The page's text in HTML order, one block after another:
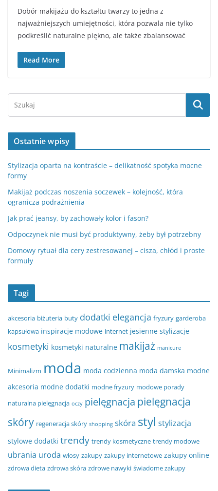
Dobór makijażu do kształtu twarzy to jedna z
najważniejszych umiejętności, która pozwala nie tylko
podkreślić naturalne piękno, ale także zbalansować
Read More
Ostatnie wpisy
Stylizacja oparta na kontraście – delikatność spotyka mocne
formy
Makijaż podczas noszenia soczewek – kolejność, która
ogranicza podrażnienia
Jak prać jeansy, by zachowały kolor i fason?
Odpoczynek nie musi być produktywny, żeby był potrzebny
Domowy rytuał dla cery zestresowanej – cisza, chłód i proste
formuły
Tagi
akcesoria biżuteria buty dodatki elegancja fryzury garderoba
kapsułowa inspiracje modowe internet jesienne stylizacje
kosmetyki kosmetyki naturalne makijaż manicure
Minimalizm moda moda codzienna moda damska modne
akcesoria modne dodatki modne fryzury modowe porady
naturalna pielęgnacja oczy pielęgnacja pielęgnacja
skóry regeneracja skóry shopping skóra styl stylizacja
stylowe dodatki trendy trendy kosmetyczne trendy modowe
ubrania uroda włosy zakupy zakupy internetowe zakupy online
zdrowa dieta zdrowa skóra zdrowe nawyki świadome zakupy